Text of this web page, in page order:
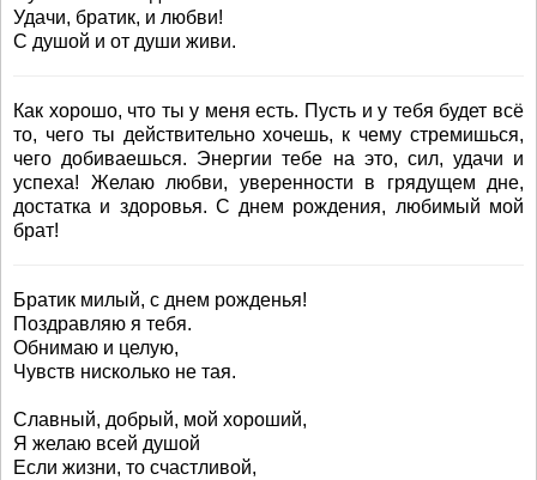
Удачи, братик, и любви!
С душой и от души живи.
Как хорошо, что ты у меня есть. Пусть и у тебя будет всё
то, чего ты действительно хочешь, к чему стремишься,
чего добиваешься. Энергии тебе на это, сил, удачи и
успеха! Желаю любви, уверенности в грядущем дне,
достатка и здоровья. С днем рождения, любимый мой
брат!
Братик милый, с днем рожденья!
Поздравляю я тебя.
Обнимаю и целую,
Чувств нисколько не тая.
Славный, добрый, мой хороший,
Я желаю всей душой
Если жизни, то счастливой,